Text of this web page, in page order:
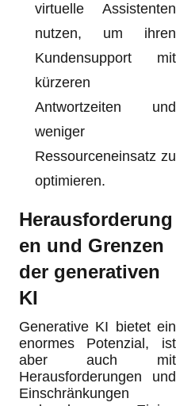
virtuelle Assistenten
nutzen, um ihren
Kundensupport mit
kürzeren
Antwortzeiten und
weniger
Ressourceneinsatz zu
optimieren.
Herausforderung
en und Grenzen
der generativen
KI
Generative KI bietet ein
enormes Potenzial, ist
aber auch mit
Herausforderungen und
Einschränkungen